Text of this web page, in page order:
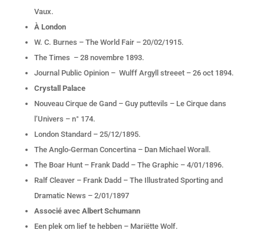
Vaux.
À London
W. C. Burnes – The World Fair – 20/02/1915.
The Times – 28 novembre 1893.
Journal Public Opinion – Wulff Argyll streeet – 26 oct 1894.
Crystall Palace
Nouveau Cirque de Gand – Guy puttevils – Le Cirque dans
l’Univers – n° 174.
London Standard – 25/12/1895.
The Anglo-German Concertina – Dan Michael Worall.
The Boar Hunt – Frank Dadd – The Graphic – 4/01/1896.
Ralf Cleaver – Frank Dadd – The Illustrated Sporting and
Dramatic News – 2/01/1897
Associé avec Albert Schumann
Een plek om lief te hebben – Mariëtte Wolf.